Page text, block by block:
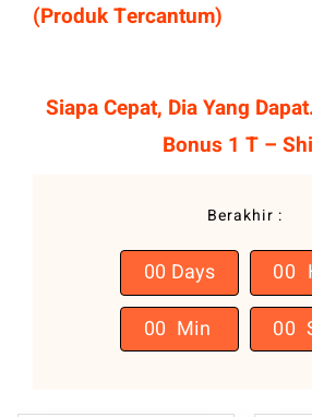
(Produk Tercantum)
Siapa Cepat, Dia Yang
Bonus 1 T –
Berakhir :
00 Days 00
00 Min 00